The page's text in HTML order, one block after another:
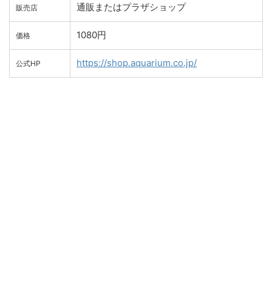
販売店 通販またはプラザショップ
価格 1080円
公式HP https://shop.aquarium.co.jp/